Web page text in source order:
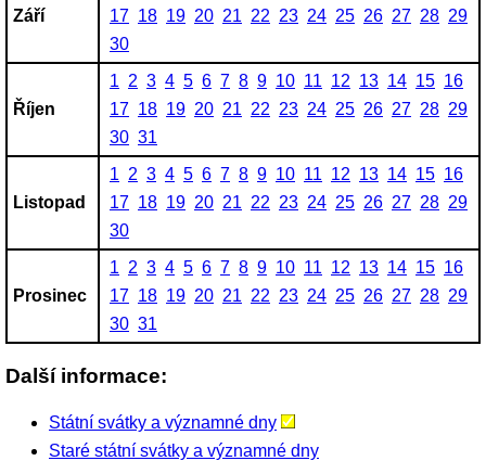
Září
17 18 19 20 21 22 23 24 25 26 27 28 29
30
Říjen
1 2 3 4 5 6 7 8 9 10 11 12 13 14 15 16
17 18 19 20 21 22 23 24 25 26 27 28 29
30 31
Listopad
1 2 3 4 5 6 7 8 9 10 11 12 13 14 15 16
17 18 19 20 21 22 23 24 25 26 27 28 29
30
Prosinec
1 2 3 4 5 6 7 8 9 10 11 12 13 14 15 16
17 18 19 20 21 22 23 24 25 26 27 28 29
30 31
Další informace:
Státní svátky a významné dny
Staré státní svátky a významné dny